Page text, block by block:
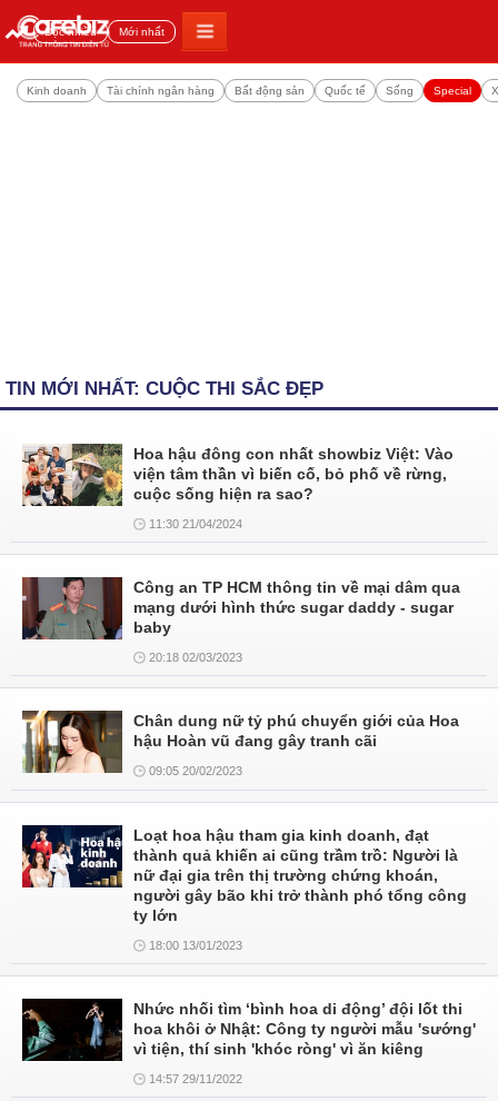
Đọc nhiều Mới nhất
Kinh doanh Tài chính ngân hàng Bất động sản Quốc tế Sống Special
TIN MỚI NHẤT: CUỘC THI SẮC ĐẸP
Hoa hậu đông con nhất showbiz Việt: Vào
viện tâm thần vì biến cố, bỏ phố về rừng,
cuộc sống hiện ra sao?
11:30 21/04/2024
Công an TP HCM thông tin về mại dâm qua
mạng dưới hình thức sugar daddy - sugar
baby
20:18 02/03/2023
Chân dung nữ tỷ phú chuyển giới của Hoa
hậu Hoàn vũ đang gây tranh cãi
09:05 20/02/2023
Loạt hoa hậu tham gia kinh doanh, đạt
thành quả khiến ai cũng trầm trồ: Người là
nữ đại gia trên thị trường chứng khoán,
người gây bão khi trở thành phó tổng công
ty lớn
18:00 13/01/2023
Nhức nhối tìm ‘bình hoa di động’ đội lốt thi
hoa khôi ở Nhật: Công ty người mẫu 'sướng'
vì tiện, thí sinh 'khóc ròng' vì ăn kiêng
14:57 29/11/2022